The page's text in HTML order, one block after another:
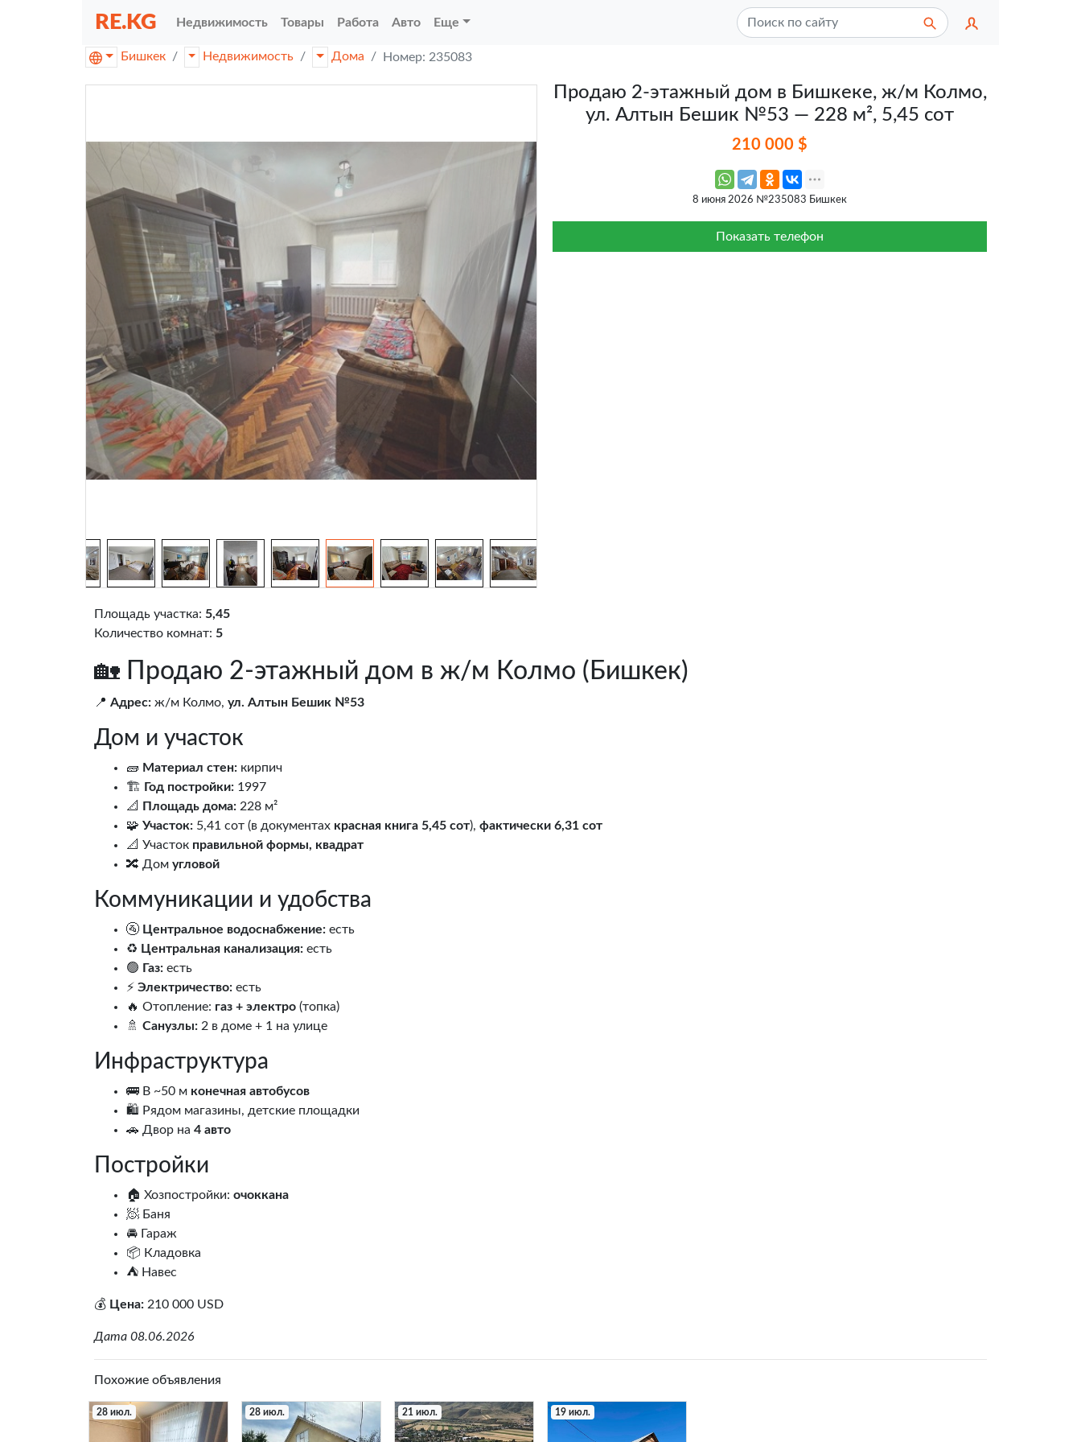
RE.KG Недвижимость Товары Работа Авто Еще
Бишкек Недвижимость Дома Номер: 235083
Продаю 2-этажный дом в Бишкеке, ж/м Колмо,
ул. Алтын Бешик №53 — 228 м², 5,45 сот
210 000 $
8 июня 2026 №235083 Бишкек
Показать телефон
Площадь участка: 5,45
Количество комнат: 5
🏡 Продаю 2-этажный дом в ж/м Колмо (Бишкек)
📍 Адрес: ж/м Колмо, ул. Алтын Бешик №53
Дом и участок
🧱 Материал стен: кирпич
🏗️ Год постройки: 1997
📐
Площадь дома: 228 м²
🧩 Участок: 5,41 сот (в документах красная книга 5,45 сот), фактически 6,31 сот
📐 Участок правильной формы, квадрат
🔀 Дом угловой
Коммуникации и удобства
🚰 Центральное водоснабжение: есть
♻️ Центральная канализация: есть
🟢 Газ: есть
⚡ Электричество: есть
🔥 Отопление: газ + электро (топка)
🚿 Санузлы: 2 в доме + 1 на улице
Инфраструктура
🚌 В ~50 м конечная автобусов
🛍️ Рядом магазины, детские площадки
🚗 Двор на 4 авто
Постройки
🏠 Хозпостройки: очоккана
🧖 Баня
🚘 Гараж
📦 Кладовка
⛺ Навес
💰 Цена: 210 000 USD
Дата 08.06.2026
Похожие объявления
28 июл. 28 июл. 21 июл. 19 июл.